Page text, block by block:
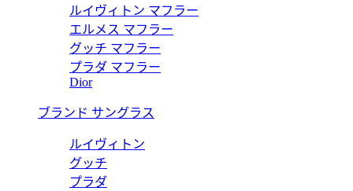
ルイヴィトン マフラー
エルメス マフラー
グッチ マフラー
プラダ マフラー
Dior
ブランド サングラス
ルイヴィトン
グッチ
プラダ